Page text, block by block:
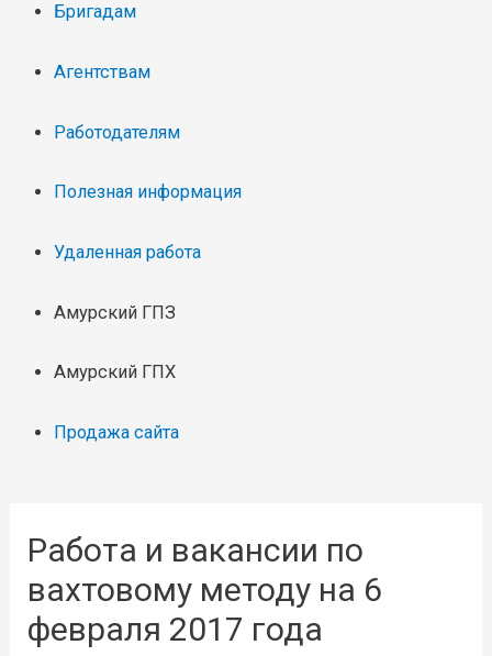
Бригадам
Агентствам
Работодателям
Полезная информация
Удаленная работа
Амурский ГПЗ
Амурский ГПХ
Продажа сайта
Работа и вакансии по
вахтовому методу на 6
февраля 2017 года